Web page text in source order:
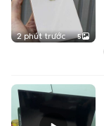
2 phút trước 5